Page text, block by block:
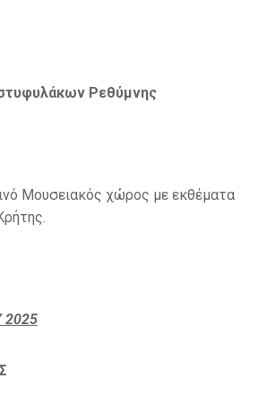
Ρεθύμνης
Μουσειακός χώρος με εκθέματα